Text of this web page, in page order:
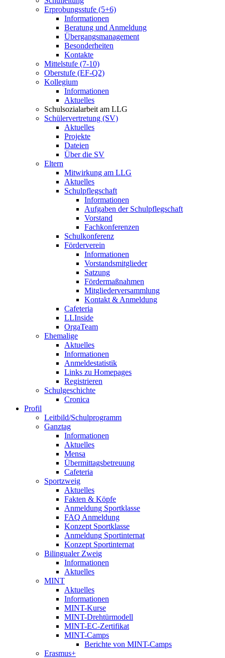
Erprobungsstufe (5+6)
Informationen
Beratung und Anmeldung
Übergangsmanagement
Besonderheiten
Kontakte
Mittelstufe (7-10)
Oberstufe (EF-Q2)
Kollegium
Informationen
Aktuelles
Schulsozialarbeit am LLG
Schülervertretung (SV)
Aktuelles
Projekte
Dateien
Über die SV
Eltern
Mitwirkung am LLG
Aktuelles
Schulpflegschaft
Informationen
Aufgaben der Schulpflegschaft
Vorstand
Fachkonferenzen
Schulkonferenz
Förderverein
Informationen
Vorstandsmitglieder
Satzung
Fördermaßnahmen
Mitgliederversammlung
Kontakt & Anmeldung
Cafeteria
LLInside
OrgaTeam
Ehemalige
Aktuelles
Informationen
Anmeldestatistik
Links zu Homepages
Registrieren
Schulgeschichte
Cronica
Profil
Leitbild/Schulprogramm
Ganztag
Informationen
Aktuelles
Mensa
Übermittagsbetreuung
Cafeteria
Sportzweig
Aktuelles
Fakten & Köpfe
Anmeldung Sportklasse
FAQ Anmeldung
Konzept Sportklasse
Anmeldung Sportinternat
Konzept Sportinternat
Bilingualer Zweig
Informationen
Aktuelles
MINT
Aktuelles
Informationen
MINT-Kurse
MINT-Drehtürmodell
MINT-EC-Zertifikat
MINT-Camps
Berichte von MINT-Camps
Erasmus+